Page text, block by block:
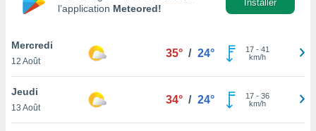
la
du
l’application Meteored!
Installer
Mercredi
12 Août
35° / 24° 17- 41
km/h
Jeudi
13 Août
34° / 24° 17- 36
km/h